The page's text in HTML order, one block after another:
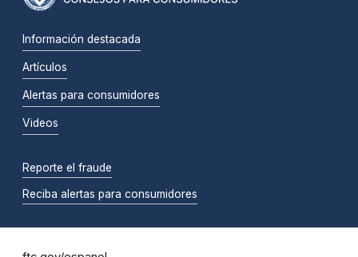
Información destacada
Artículos
Alertas para consumidores
Videos
Reporte el fraude
Reciba alertas para consumidores